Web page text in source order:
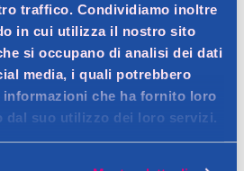
traffico. Condividiamo inoltre
in cui utilizza il nostro sito
si occupano di analisi dei dati
media, i quali potrebbero
che ha fornito loro
dal suo utilizzo dei loro servizi.
ad alta coprenza, progettato per
illuminare il viso e uniformare
di lunga durata.
offre una copertura modulabile,